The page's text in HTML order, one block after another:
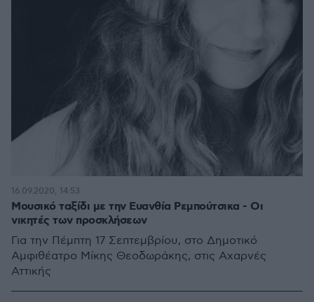
Μουσικό ταξίδι με την Ευανθία Ρεμπούτσικα - Οι
νικητές των προσκλήσεων
Για την Πέμπτη 17 Σεπτεμβρίου, στο Δημοτικό
Αμφιθέατρο Μίκης Θεοδωράκης, στις Αχαρνές
Αττικής
16.09.2020, 14:53